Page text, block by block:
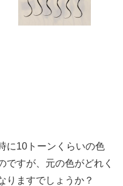
に10トーンくらいの色
ですが、元の色がどれく
りますでしょうか？